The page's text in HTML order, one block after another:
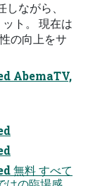
ながら、
ト。 現在は
の向上をサ
AbemaTV,
無料 すべて